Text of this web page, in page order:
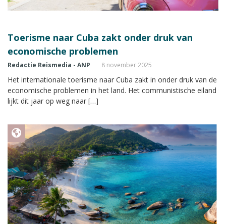
Toerisme naar Cuba zakt onder druk van
economische problemen
Redactie Reismedia - ANP 8 november 2025
Het internationale toerisme naar Cuba zakt in onder druk van de
economische problemen in het land. Het communistische eiland
lijkt dit jaar op weg naar […]